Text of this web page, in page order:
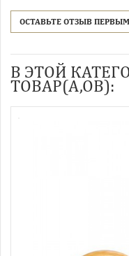
ОСТАВЬТЕ ОТЗЫВ
В ЭТОЙ
ТОВАР(А,ОВ):